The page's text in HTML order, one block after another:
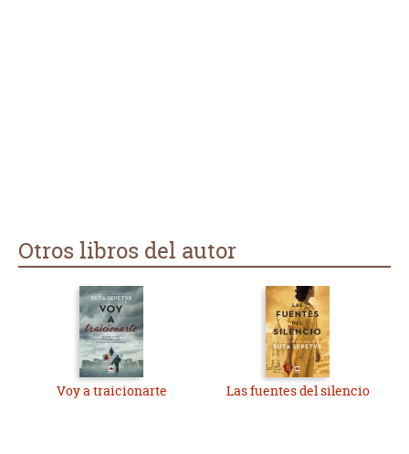
Otros libros del autor
Voy a traicionarte Las fuentes del silencio